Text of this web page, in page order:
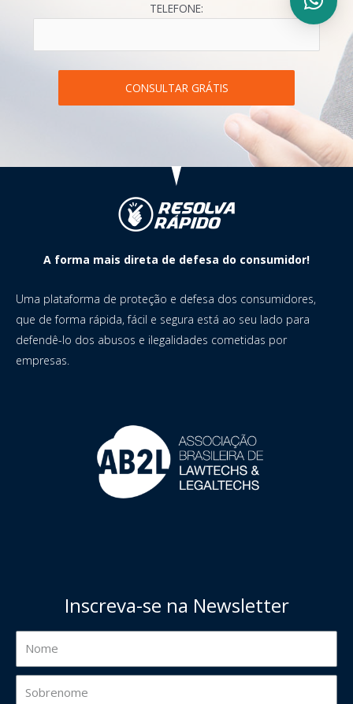
TELEFONE:
A forma mais direta de defesa do consumidor!
Uma plataforma de proteção e defesa dos consumidores,
que de forma rápida, fácil e segura está ao seu lado para
defendê-lo dos abusos e ilegalidades cometidas por
empresas.
Inscreva-se na Newsletter